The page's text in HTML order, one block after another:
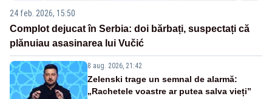
24 feb. 2026, 15:50
Complot dejucat în Serbia: doi bărbați, suspectați că
plănuiau asasinarea lui Vučić
8 aug. 2026, 21:42
Zelenski trage un semnal de alarmă:
„Rachetele voastre ar putea salva vieți”